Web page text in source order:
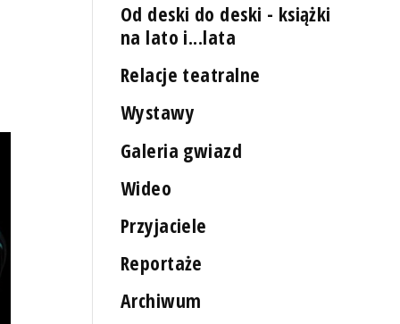
Od deski do deski - książki
na lato i...lata
Relacje teatralne
Wystawy
Galeria gwiazd
Wideo
Przyjaciele
Reportaże
Archiwum